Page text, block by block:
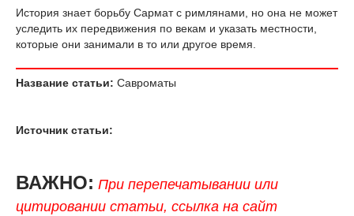
История знает борьбу Сармат с римлянами, но она не может
уследить их передвижения по векам и указать местности,
которые они занимали в то или другое время.
Название статьи: Савроматы
Источник статьи:
ВАЖНО: При перепечатывании или
цитировании статьи, ссылка на сайт